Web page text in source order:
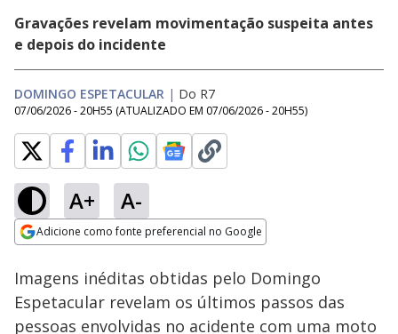
Gravações revelam movimentação suspeita antes
e depois do incidente
DOMINGO ESPETACULAR | Do R7
07/06/2026 - 20H55 (ATUALIZADO EM 07/06/2026 - 20H55)
A+ A-
Adicione como fonte preferencial no Google
Ativar
Loaded:
11.63%
Imagens inéditas obtidas pelo Domingo
Espetacular revelam os últimos passos das
pessoas envolvidas no acidente com uma moto